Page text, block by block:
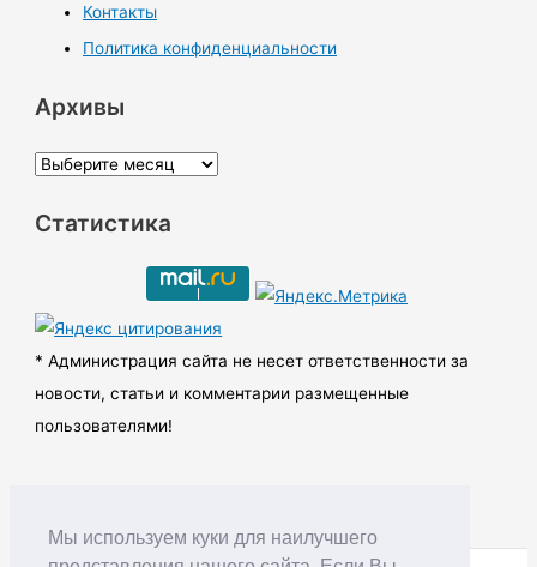
Мы используем куки для наилучшего
Контакты
Политика конфиденциальности
Архивы
А
х
ы
Статистика
* Администрация сайта не несет ответственности за
новости, статьи и комментарии размещенные
пользователями!